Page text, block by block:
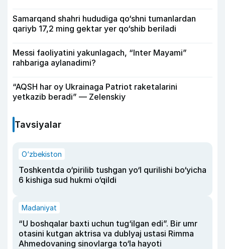
Samarqand shahri hududiga qo‘shni tumanlardan
qariyb 17,2 ming gektar yer qo‘shib beriladi
Messi faoliyatini yakunlagach, “Inter Mayami”
rahbariga aylanadimi?
“AQSH har oy Ukrainaga Patriot raketalarini
yetkazib beradi” — Zelenskiy
Tavsiyalar
O‘zbekiston
Toshkentda o‘pirilib tushgan yo‘l qurilishi bo‘yicha
6 kishiga sud hukmi o‘qildi
Madaniyat
“U boshqalar baxti uchun tug‘ilgan edi”. Bir umr
otasini kutgan aktrisa va dublyaj ustasi Rimma
Ahmedovaning sinovlarga to‘la hayoti